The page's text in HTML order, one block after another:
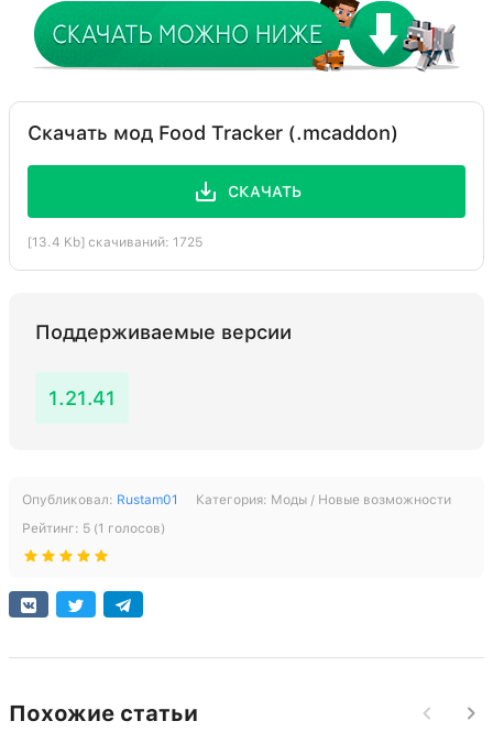
Скачать мод Food Tracker (.mcaddon)
СКАЧАТЬ
[13.4 Kb] скачиваний: 1725
Поддерживаемые версии
1.21.41
Опубликовал: Rustam01 Категория: Моды / Новые возможности
Рейтинг: 5 (1 голосов)
Похожие статьи